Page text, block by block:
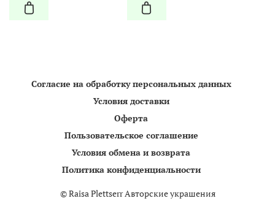
Согласие на обработку персональных данных
Условия доставки
Оферта
Пользовательское соглашение
Условия обмена и возврата
Политика конфиденциальности
©Raisa Plettserr Авторские украшения